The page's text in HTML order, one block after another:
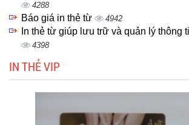
4288
Báo giá in thẻ từ 4942
In thẻ từ giúp lưu trữ và quản lý thông
4398
IN THẺ VIP